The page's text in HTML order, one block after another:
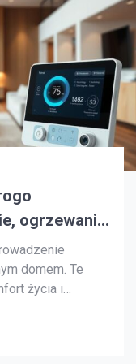
ogrzewanie
domem. Te
życia i